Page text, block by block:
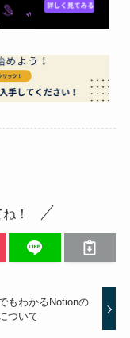
！
もわかるNotionの
ついて